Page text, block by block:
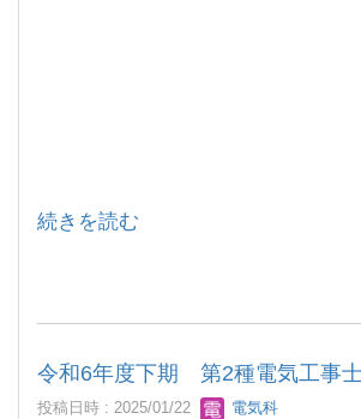
続きを読む
令和6年度下期 第2種電気工事士
投稿日時 : 2025/01/22 電気科